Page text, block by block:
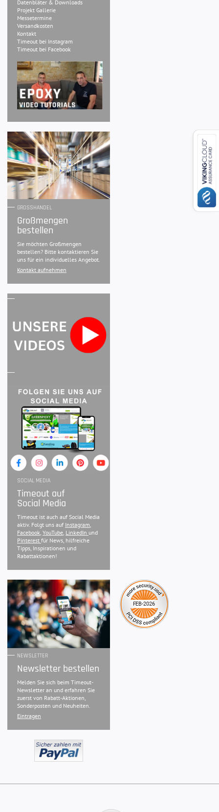
Datenbläter & Downloads
Projekt Gallerie
Messetermine
Versandkosten
Kontakt
Timeout bei Instagram
Timeout bei Facebook
GROSSHANDEL
Großmengen
bestellen
Sie möchten Großmengen
bestellen? Bitte kontaktieren Sie
uns für ein individuelles Angebot.
Kontakt aufnehmen
SOCIAL MEDIA
Timeout auf
Social Media
Timeout ist auch auf Social Media
aktiv. Folgt uns auf Instagram
Facebook YouTube LinkedIn und
Pinterest für News, hilfreiche
Tipps, Inspirationen und
Rabattaktionen!
NEWSLETTER
Newsletter bestellen
Melden Sie sich beim Timeout-
Newsletter an und erfahren Sie
zuerst von Rabatt-Aktionen,
Sonderposten und Neuheiten.
Eintragen